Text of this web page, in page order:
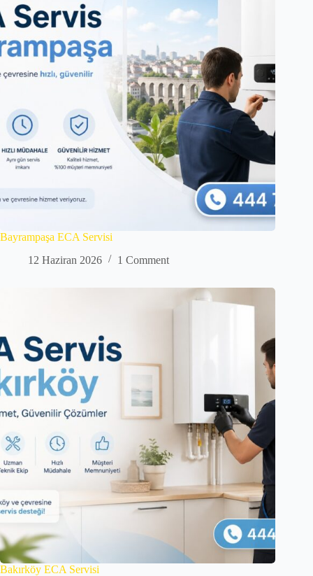
Bayrampaşa ECA Servisi
12 Haziran 2026
1 Comment
Bakırköy ECA Servisi